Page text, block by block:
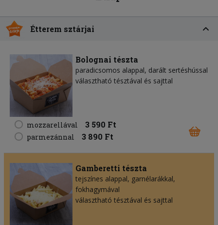
Étterem sztárjai
Bolognai tészta
paradicsomos alappal, darált sertéshússal
választható tésztával és sajttal
mozzarellával 3 590 Ft
parmezánnal 3 890 Ft
Gamberetti tészta
tejszínes alappal, garnélarákkal,
fokhagymával
választható tésztával és sajttal